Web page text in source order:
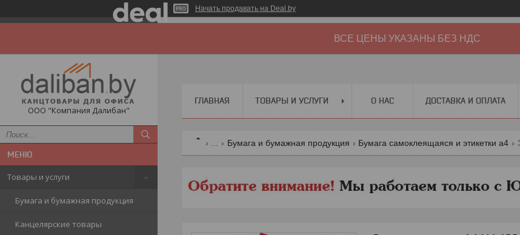
Начать продавать на Deal.by
ВСЕ ЦЕНЫ УКАЗАНЫ БЕЗ НДС
ООО "Компания Далибан"
Товары и услуги
Бумага и бумажная продукция
Канцелярские товары
ГЛАВНАЯ ТОВАРЫ И УСЛУГИ О НАС ДОСТАВКА И ОПЛАТА
Бумага и бумажная продукция Бумага самоклеящаяся и этикетки а4